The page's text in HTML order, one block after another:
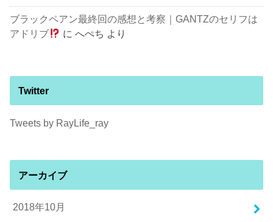
ブラックペアン最終回の感想と考察｜GANTZのセリフは
アドリブ
にへぺち より
Twitter
Tweets by RayLife_ray
アーカイブ
2018年10月